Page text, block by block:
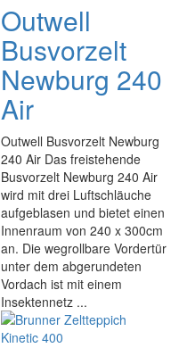
Outwell
Busvorzelt
Newburg 240
Air
Outwell Busvorzelt Newburg
240 Air Das freistehende
Busvorzelt Newburg 240 Air
wird mit drei Luftschläuche
aufgeblasen und bietet einen
Innenraum von 240 x 300cm
an. Die wegrollbare Vordertür
unter dem abgerundeten
Vordach ist mit einem
Insektennetz ...